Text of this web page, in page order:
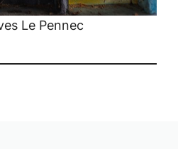
Le Pennec